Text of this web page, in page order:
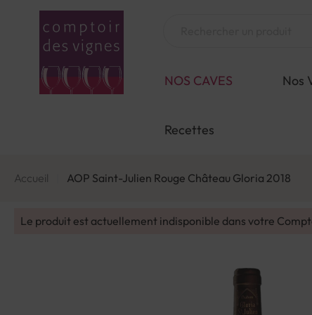
NOS CAVES Nos
Recettes
Accueil AOP Saint-Julien Rouge Château Gloria 2018
Le produit est actuellement indisponible dans votre